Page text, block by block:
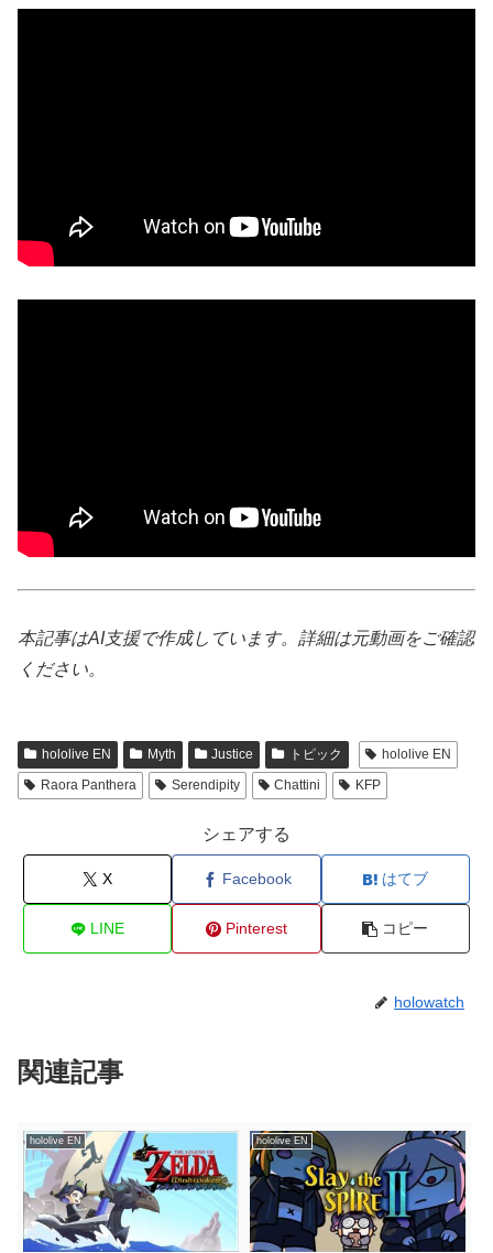
本記事はAI支援で作成しています。詳細は元動画をご確認
ください。
hololive EN Myth Justice トピック
hololive EN
Raora Panthera
Serendipity Chattini KFP
シェアする
X Facebook はてブ
LINE Pinterest コピー
holowatch
関連記事
hololive EN hololive EN